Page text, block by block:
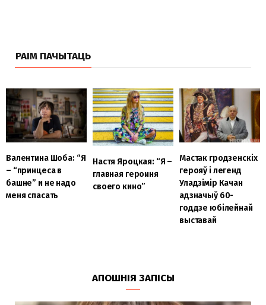
РАІМ ПАЧЫТАЦЬ
Валентина Шоба: “Я
– “принцеса в
башне” и не надо
меня спасать
Настя Яроцкая: “Я –
главная героиня
своего кино”
Мастак гродзенскіх
герояў і легенд
Уладзімір Качан
адзначыў 60-
годдзе юбілейнай
выставай
АПОШНІЯ ЗАПІСЫ